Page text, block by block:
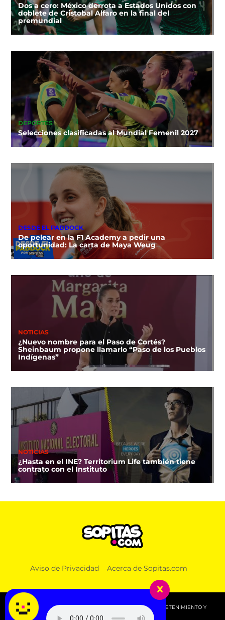
Dos a cero: México derrota a Estados Unidos con
doblete de Cristobal Alfaro en la final del
premundial
DEPORTES
Selecciones clasificadas al Mundial Femenil 2027
DESDE EL PADDOCK
De pelear en la F1 Academy a pedir una
oportunidad: La carta de Maya Weug
NOTICIAS
¿Nuevo nombre para el Paso de Cortés?
Sheinbaum propone llamarlo “Paso de los Pueblos
Indígenas”
NOTICIAS
¿Hasta en el INE? Territorium Life también tiene
contrato con el Instituto
Aviso de Privacidad Acerca de Sopitas.com
© 2026 SOPITAS.COM - MÚSICA, NOTICIAS, DEPORTES, ENTRETENIMIENTO Y
MÁS!.
x